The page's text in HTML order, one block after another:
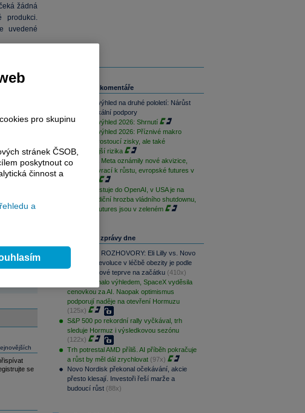
žádná
produkci.
uvedené
se
Související komentáře
Investiční výhled na druhé pololetí: Nárůst
inflace i fiskální podpory
Investiční výhled 2026: Shrnutí
Investiční výhled 2026: Příznivé makro
prostředí, rostoucí zisky, ale také
vyhrocenější rizika
SoftBank a Meta oznámily nové akvizice,
stříbro se vrací k růstu, evropské futures v
Nvidia investuje do OpenAI, v USA je na
obzoru tradiční hrozba vládního shutdownu,
evropské futures jsou v zeleném
Nejčtenější zprávy dne
PODCAST ROZHOVORY: Eli Lilly vs. Novo
Nordisk. Revoluce v léčbě obezity je podle
MUDr. Kunové teprve na začátku (410x)
AMD zklamalo výhledem, SpaceX vyděsila
cenovkou za AI. Naopak optimismus
podporují naděje na otevření Hormuzu
(125x)
S&P 500 po rekordní rally vyčkával, trh
sleduje Hormuz i výsledkovou sezónu
(122x)
Trh potrestal AMD příliš. AI příběh pokračuje
a růst by měl dál zrychlovat (97x)
Novo Nordisk překonal očekávání, akcie
přesto klesají. Investoři řeší marže a
budoucí růst (88x)
pro skupinu
stránek ČSOB,
poskytnout co
činnost a
a